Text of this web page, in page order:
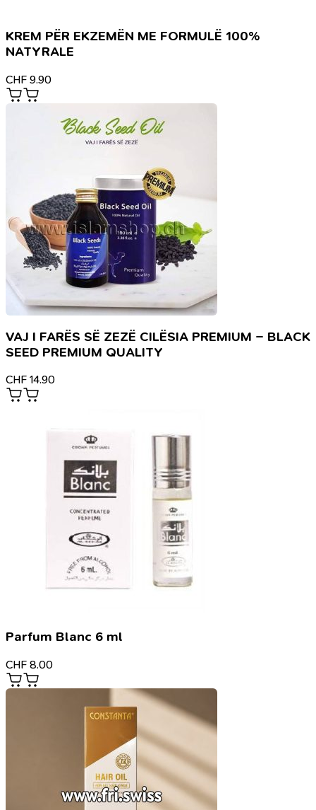
KREM PËR EKZEMËN ME FORMULË 100%
NATYRALE
CHF 9.90
VAJ I FARËS SË ZEZË CILËSIA PREMIUM – BLACK
SEED PREMIUM QUALITY
CHF 14.90
Parfum Blanc 6 ml
CHF 8.00